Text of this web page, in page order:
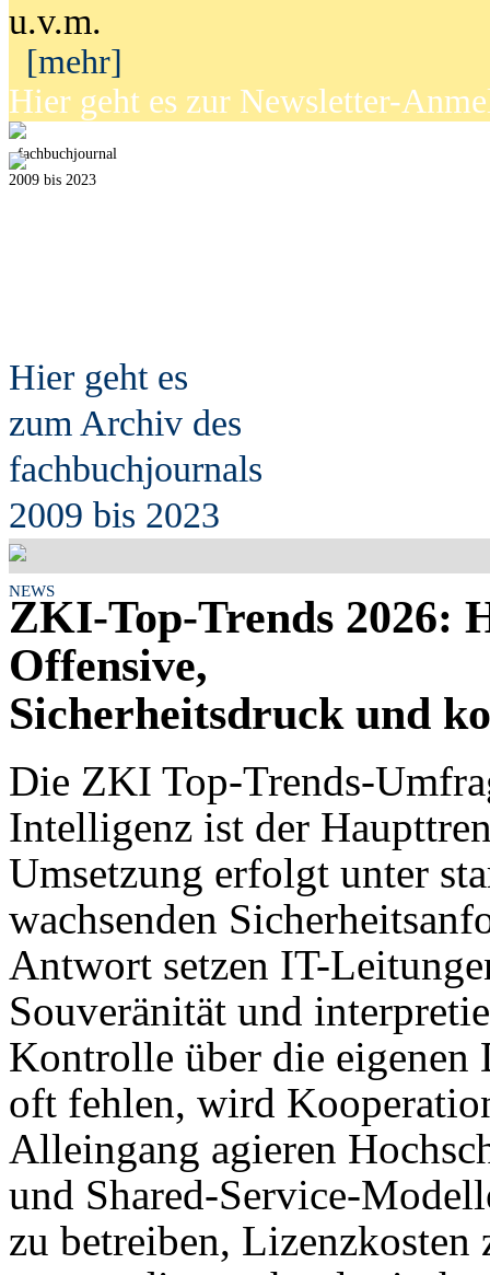
u.v.m.
[mehr]
Hier geht es zur Newsletter-
fachbuchjournal
2009 bis 2023
Hier geht es
zum Archiv des
fachbuchjournals
2009 bis 2023
NEWS
ZKI-Top-Trends 2026:
Offensive,
Sicherheitsdruck und
Die ZKI Top-Trends-
Intelligenz ist der
Umsetzung erfolgt unter
wachsenden
Antwort setzen IT-
Souveränität und
Kontrolle über die eigenen
oft fehlen, wird
Alleingang agieren
und Shared-Service-
zu betreiben, Lizenzkosten